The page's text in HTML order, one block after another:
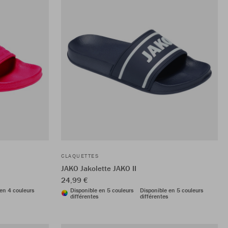
4 couleurs
CLAQUETTES
JAKO Jakolette JAKO II
24,99 €
Disponible en 5 couleurs
différentes
Disponible en 5 couleurs
différentes